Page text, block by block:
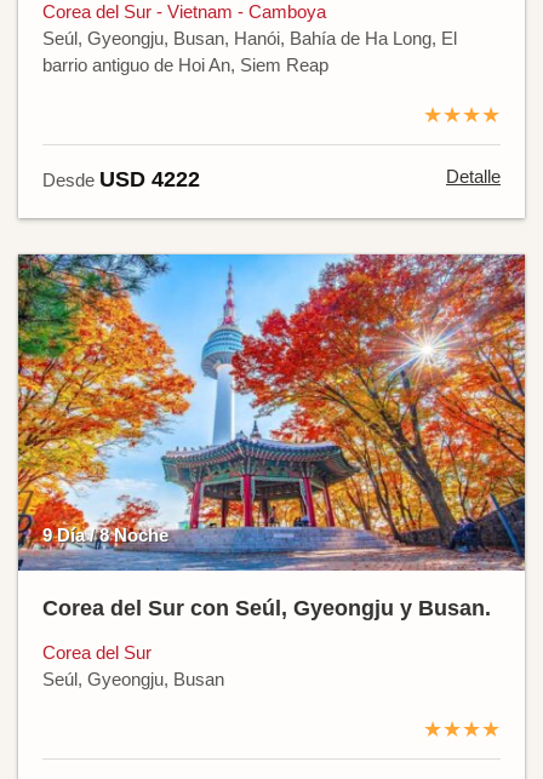
Corea del Sur - Vietnam - Camboya
Seúl, Gyeongju, Busan, Hanói, Bahía de Ha Long, El
barrio antiguo de Hoi An, Siem Reap
★★★★
Desde USD 4222 Detalle
9 Día / 8 Noche
Corea del Sur con Seúl, Gyeongju y Busan.
Corea del Sur
Seúl, Gyeongju, Busan
★★★★